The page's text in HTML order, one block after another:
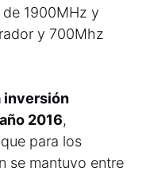
1900MHz y
y 700Mhz
inversión
2016,
para los
se mantuvo entre